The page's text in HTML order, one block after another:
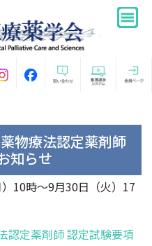
物療法認定薬剤師
知らせ
10時～9月30日（火）17
認定薬剤師 認定試験要項